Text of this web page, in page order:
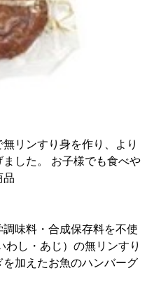
リンすり身を作り、より
した。 お子様でも食べや
品
味料・合成保存料を不使
わし・あじ）の無リンすり
加えたお魚のハンバーグ